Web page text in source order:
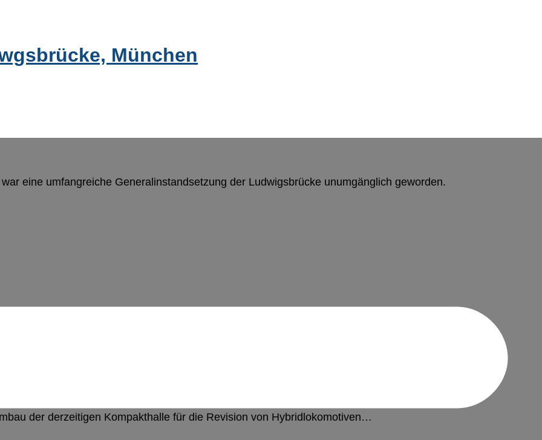
München
eine umfangreiche Generalinstandsetzung der Ludwigsbrücke unumgänglich geworden.
für elektrische Triebzüge für die schwere Instandhaltungsstufe des
der derzeitigen Kompakthalle für die Revision von Hybridlokomotiven…